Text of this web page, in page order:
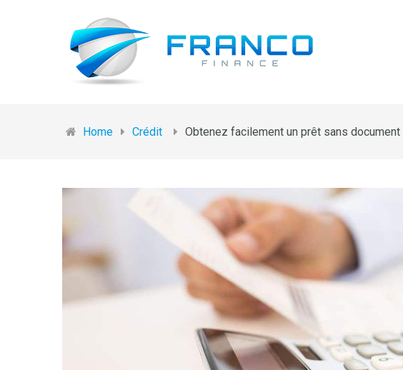
Home Crédit Obtenez facilement un prêt sans document